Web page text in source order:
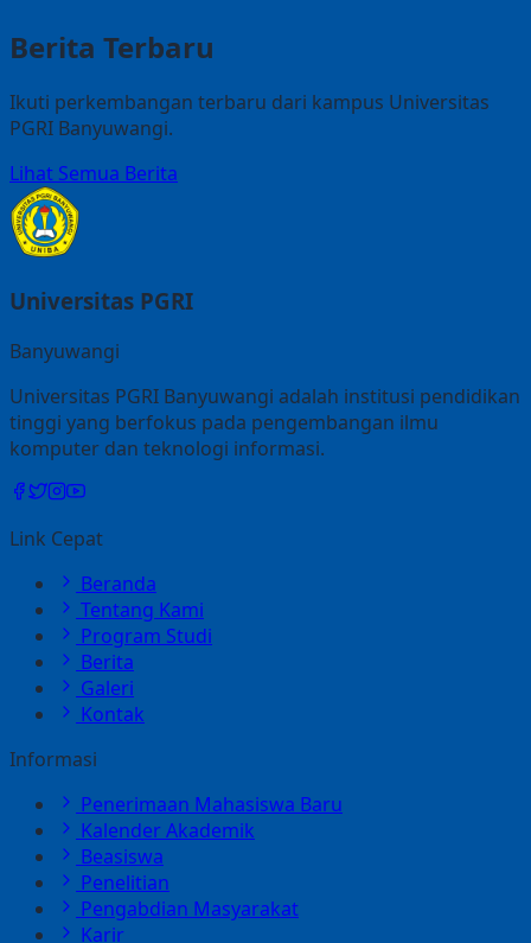
Berita Terbaru
Ikuti perkembangan terbaru dari kampus Universitas
PGRI Banyuwangi.
Lihat Semua Berita
Universitas PGRI
Banyuwangi
Universitas PGRI Banyuwangi adalah institusi pendidikan
tinggi yang berfokus pada pengembangan ilmu
komputer dan teknologi informasi.
Link Cepat
Beranda
Tentang Kami
Program Studi
Berita
Galeri
Kontak
Informasi
Penerimaan Mahasiswa Baru
Kalender Akademik
Beasiswa
Penelitian
Pengabdian Masyarakat
Karir